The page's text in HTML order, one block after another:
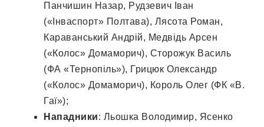
Панчишин Назар, Рудзевич Іван
(«Інваспорт» Полтава), Лясота Роман,
Караванський Андрій, Медвідь Арсен
(«Колос» Домаморич), Сторожук Василь
(ФА «Тернопіль»), Грицюк Олександр
(«Колос» Домаморич), Король Олег (ФК «В.
Гаї»);
Нападники: Льошка Володимир, Ясенко